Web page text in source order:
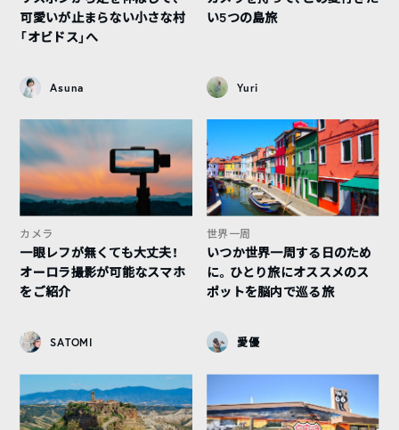
可愛いが止まらない小さな村
「オビドス」へ
Asuna
い5つの島旅
Yuri
カメラ
一眼レフが無くても大丈夫！
オーロラ撮影が可能なスマホ
をご紹介
SATOMI
世界一周
いつか世界一周する日のため
に。ひとり旅にオススメのス
ポットを脳内で巡る旅
愛優